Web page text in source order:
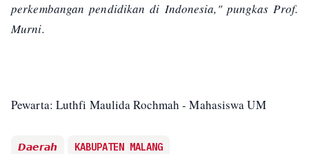
perkembangan pendidikan di Indonesia," pungkas Prof.
Murni.
Pewarta: Luthfi Maulida Rochmah - Mahasiswa UM
𝘿𝙖𝙚𝙧𝙖𝙝 KABUPATEN MALANG